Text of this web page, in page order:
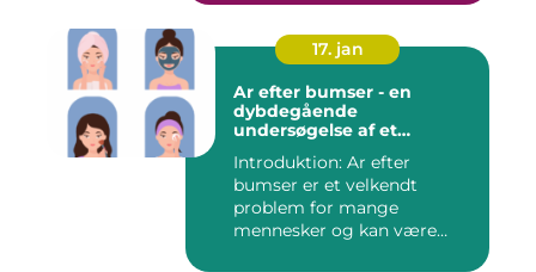
17. jan
Ar efter bumser - en
dybdegående
undersøgelse af et
skønhedsproblem
Introduktion: Ar efter
bumser er et velkendt
problem for mange
mennesker og kan være